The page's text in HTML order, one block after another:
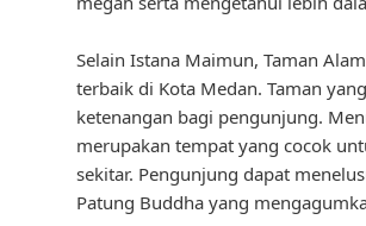
Selain Istana Maimun, Taman
terbaik di Kota Medan. Taman
ketenangan bagi pengunjung.
merupakan tempat yang cocok
sekitar. Pengunjung dapat
Patung Buddha yang